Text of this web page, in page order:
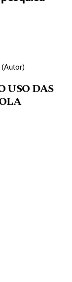
(Autor)
USO DAS